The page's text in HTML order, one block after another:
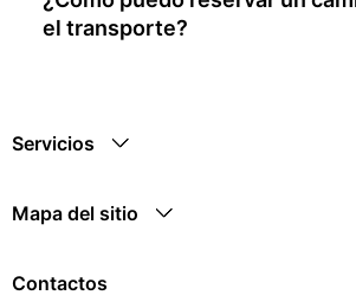
el transporte?
Servicios
Mapa del sitio
Contactos